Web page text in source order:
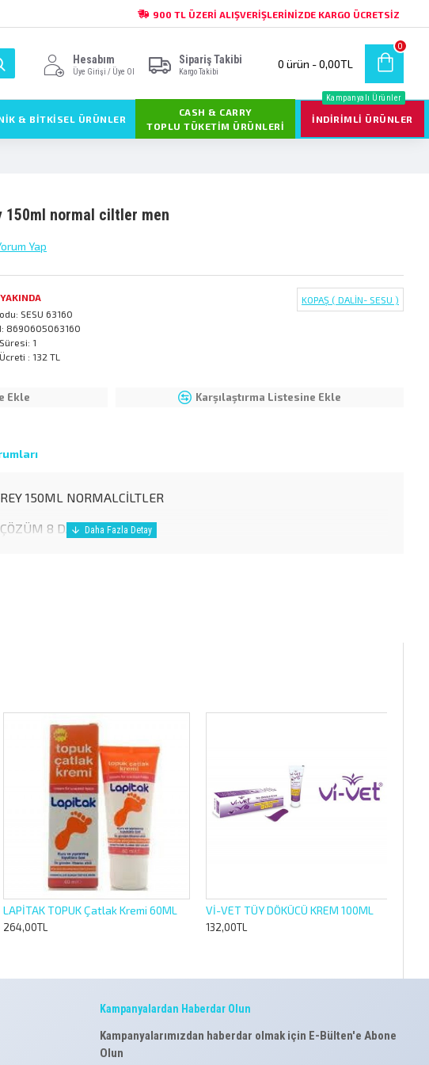
900 TL ÜZERI ALIŞVERIŞLERINIZDE KARGO ÜCRETSIZ
Hesabım
Üye Girişi / Üye Ol
Sipariş Takibi
Kargo Takibi
0 ürün - 0,00TL
0
& BİTKİSEL ÜRÜNLER
CASH & CARRY
TOPLU TÜKETIM ÜRÜNLERI
İNDIRIMLI ÜRÜNLER
Kampanyalı Ürünler
150ml normal ci̇ltler men
Yap
SESU 63160
8690605063160
1
: 132 TL
KOPAŞ ( DALİN- SESU )
Ekle Karşılaştırma Listesine Ekle
150ML NORMALCİLTLER
8 DAKİKA
LAPİTAK TOPUK Çatlak Kremi 60ML
264,00TL
Vİ-VET TÜY DÖKÜCÜ KREM 100ML
132,00TL
Kampanyalardan Haberdar Olun
Kampanyalarımızdan haberdar olmak için E-Bülten'e Abone
Olun